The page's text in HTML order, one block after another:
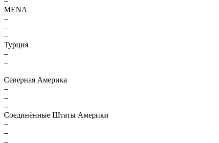
MENA
–
–
–
Турция
–
–
–
Северная Америка
–
–
–
Соединённые Штаты Америки
–
–
–